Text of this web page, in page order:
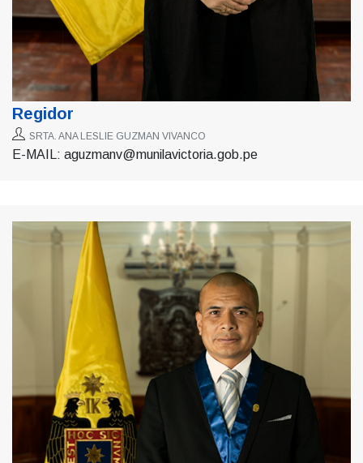
Regidor
SRTA. ANA LESLIE GUZMAN VIVANCO
E-MAIL: aguzmanv@munilavictoria.gob.pe